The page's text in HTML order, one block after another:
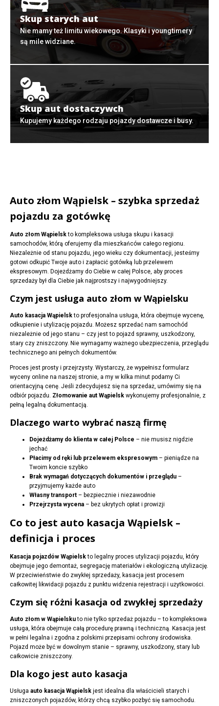
Skup starych aut
Nie mamy też limitu wiekowego. Klasyki i youngtimery
są mile widziane.
Skup aut dostaczywch
Kupujemy każdego rodzaju pojazdy dostawcze i busy.
Auto złom Wąpielsk – szybka sprzedaż
pojazdu za gotówkę
Auto złom Wąpielskto kompleksowa usługa skupu i kasacji
samochodów, którą oferujemy dla mieszkańców całego regionu.
Niezależnie od stanu pojazdu, jego wieku czy dokumentacji, jesteśmy
gotowi odkupić Twoje auto i zapłacić gotówką lub przelewem
ekspresowym. Dojeżdżamy do Ciebie w całej Polsce, aby proces
sprzedaży był dla Ciebie jak najprostszy i najwygodniejszy.
Czym jest usługa auto złom w Wąpielsku
Auto kasacja Wąpielskto profesjonalna usługa, która obejmuje wycenę,
odkupienie i utylizację pojazdu. Możesz sprzedać nam samochód
niezależnie od jego stanu – czy jest to pojazd sprawny, uszkodzony,
stary czy zniszczony. Nie wymagamy ważnego ubezpieczenia, przeglądu
technicznego ani pełnych dokumentów.
Proces jest prosty i przejrzysty. Wystarczy, że wypełnisz formularz
wyceny online na naszej stronie, a my w kilka minut podamy Ci
orientacyjną cenę. Jeśli zdecydujesz się na sprzedaż, umówimy się na
odbiór pojazdu. Złomowanie aut Wąpielsk wykonujemy profesjonalnie, z
pełną legalną dokumentacją.
Dlaczego warto wybrać naszą firmę
Dojeżdżamy do klienta w całej Polsce – nie musisz nigdzie
jechać
Płacimy od ręki lub przelewem ekspresowym – pieniądze na
Twoim koncie szybko
Brak wymagań dotyczących dokumentów i przeglądu –
przyjmujemy każde auto
Własny transport – bezpiecznie i niezawodnie
Przejrzysta wycena – bez ukrytych opłat i prowizji
Co to jest auto kasacja Wąpielsk –
definicja i proces
Kasacja pojazdów Wąpielskto legalny proces utylizacji pojazdu, który
obejmuje jego demontaż, segregację materiałów i ekologiczną utylizację.
W przeciwieństwie do zwykłej sprzedaży, kasacja jest procesem
całkowitej likwidacji pojazdu z punktu widzenia rejestracji i użytkowości.
Czym się różni kasacja od zwykłej sprzedaży
Auto złom w Wąpielskuto nie tylko sprzedaż pojazdu – to kompleksowa
usługa, która obejmuje całą procedurę prawną i techniczną. Kasacja jest
w pełni legalna i zgodna z polskimi przepisami ochrony środowiska.
Pojazd może być w dowolnym stanie – sprawny, uszkodzony, stary lub
całkowicie zniszczony.
Dla kogo jest auto kasacja
Usługa auto kasacja Wąpielsk jest idealna dla właścicieli starych i
zniszczonych pojazdów, którzy chcą szybko pozbyć się samochodu.